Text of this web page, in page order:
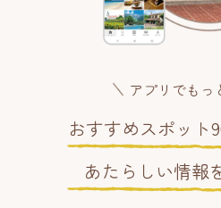
アプリでもっ
おすすめスポット
あたらしい情報